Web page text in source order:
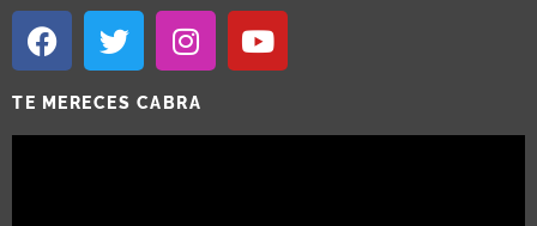
TE MERECES CABRA